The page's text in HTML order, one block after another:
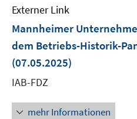
Externer Link
Mannheimer
dem Betriebs-Historik-
(07.05.2025)
IAB-FDZ
mehr Informationen